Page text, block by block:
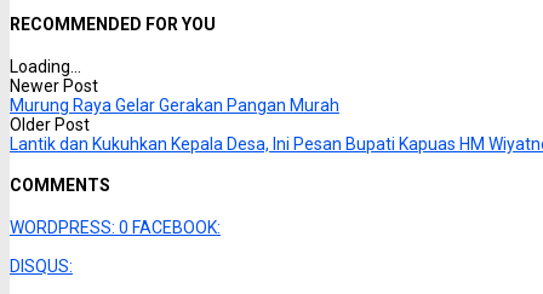
RECOMMENDED FOR YOU
Loading...
Newer Post
Murung Raya Gelar Gerakan Pangan Murah
Older Post
Lantik dan Kukuhkan Kepala Desa, Ini Pesan Bupati Kapuas HM
COMMENTS
WORDPRESS: 0 FACEBOOK:
DISQUS: